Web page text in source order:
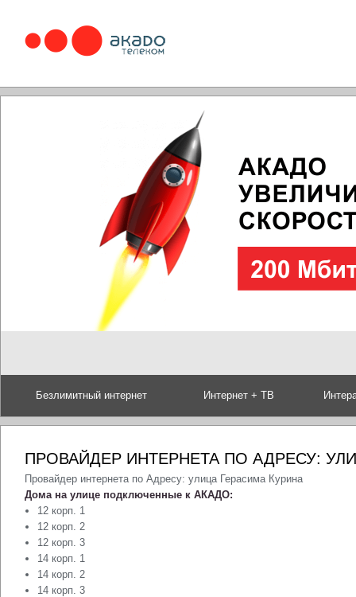
Безлимитный интернет Интернет + ТВ
ПРОВАЙДЕР ИНТЕРНЕТА ПО АДРЕСУ:
Провайдер интернета по Адресу: улица Герасима Курина
Дома на улице подключенные к АКАДО:
12 корп. 1
12 корп. 2
12 корп. 3
14 корп. 1
14 корп. 2
14 корп. 3